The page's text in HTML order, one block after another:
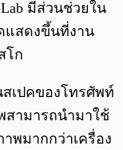
มีส่วนช่วยใน
แสดงขึ้นที่งาน
โก
เปคของโทรศัพท์
สามารถนำมาใช้
พมากกว่าเครื่อง